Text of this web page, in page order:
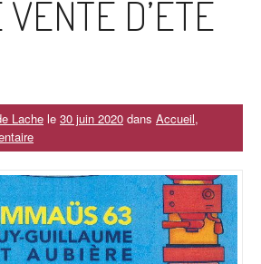
D’ÉTÉ
Lache le 30 juin 2020 dans Accueil,